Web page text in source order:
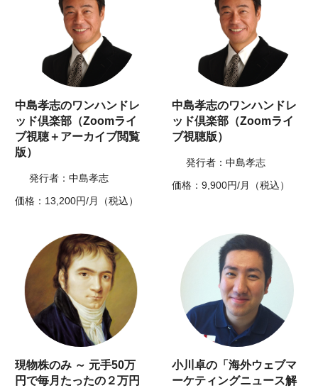
中島孝志のワンハンドレ
ッド倶楽部（Zoomライ
ブ視聴＋アーカイブ閲覧
版）
発行者：中島孝志
価格：13,200円/月（税込）
中島孝志のワンハンドレ
ッド倶楽部（Zoomライ
ブ視聴版）
発行者：中島孝志
価格：9,900円/月（税込）
現物株のみ ～ 元手50万
円で毎月たったの２万円
小川卓の「海外ウェブマ
ーケティングニュース解